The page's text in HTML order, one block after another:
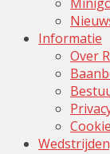
Informatie
Over